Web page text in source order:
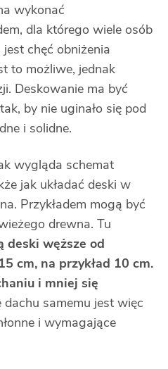
wykonać
dla którego wiele osób
chęć obniżenia
to możliwe, jednak
Deskowanie ma być
by nie uginało się pod
i solidne.
wygląda schemat
jak układać deski w
Przykładem mogą być
drewna. Tu
deski węższe od
cm, na przykład 10 cm.
i mniej się
dachu samemu jest więc
i wymagające